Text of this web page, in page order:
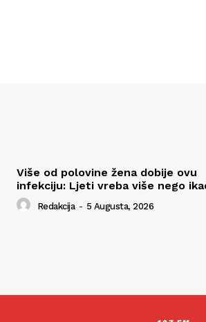
Više od polovine žena dobije ovu
infekciju: Ljeti vreba više nego
Redakcija - 5 Augusta, 2026